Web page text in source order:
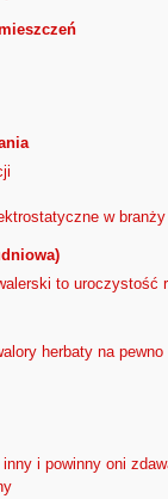
w
to uroczystość
herbaty na
i powinny oni